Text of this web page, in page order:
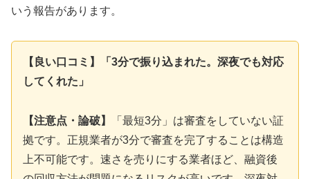
いう報告があります。
【良い口コミ】「3分で振り込まれた。深夜でも対応
してくれた」
【注意点・論破】
「最短3分」は審査をしていない証
拠です。正規業者が3分で審査を完了することは構造
上不可能です。速さを売りにする業者ほど、融資後